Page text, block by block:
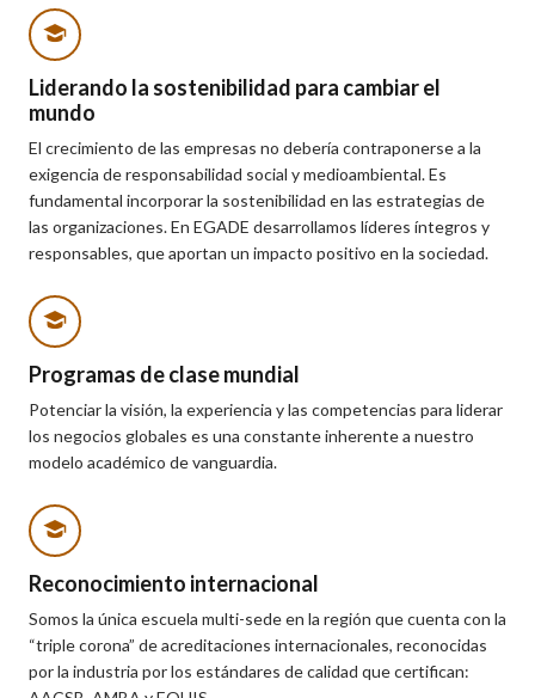
Liderando la sostenibilidad para cambiar el
mundo
El crecimiento de las empresas no debería contraponerse a la
exigencia de responsabilidad social y medioambiental. Es
fundamental incorporar la sostenibilidad en las estrategias de
las organizaciones. En EGADE desarrollamos líderes íntegros y
responsables, que aportan un impacto positivo en la sociedad.
Programas de clase mundial
Potenciar la visión, la experiencia y las competencias para liderar
los negocios globales es una constante inherente a nuestro
modelo académico de vanguardia.
Reconocimiento internacional
Somos la única escuela multi-sede en la región que cuenta con la
“triple corona” de acreditaciones internacionales, reconocidas
por la industria por los estándares de calidad que certifican: